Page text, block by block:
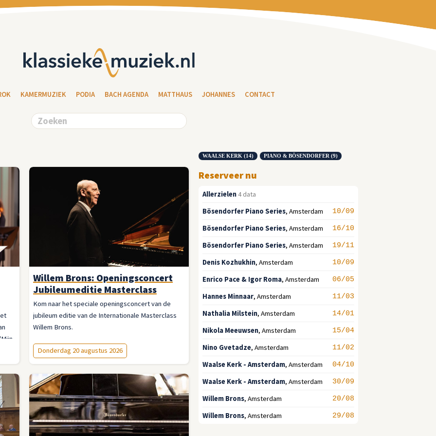
KAMERMUZIEK PODIA BACH AGENDA MATTHAUS JOHANNES CONTACT
WAALSE KERK (14) PIANO & BÖSENDORFER (9)
Willem Brons: Openingsconcert
Jubileumeditie Masterclass
Kom naar het speciale openingsconcert van de
jubileum editie van de Internationale Masterclass
Willem Brons.
Donderdag 20 augustus 2026
Reserveer nu
Allerzielen4 data
10/09
Bösendorfer Piano Series,Amsterdam
16/10
Bösendorfer Piano Series,Amsterdam
19/11
Bösendorfer Piano Series,Amsterdam
10/09
Denis Kozhukhin,Amsterdam
06/05
Enrico Pace & Igor Roma,Amsterdam
11/03
Hannes Minnaar,Amsterdam
14/01
Nathalia Milstein,Amsterdam
15/04
Nikola Meeuwsen,Amsterdam
11/02
Nino Gvetadze,Amsterdam
04/10
Waalse Kerk - Amsterdam,Amsterdam
30/09
Waalse Kerk - Amsterdam,Amsterdam
20/08
Willem Brons,Amsterdam
29/08
Willem Brons,Amsterdam